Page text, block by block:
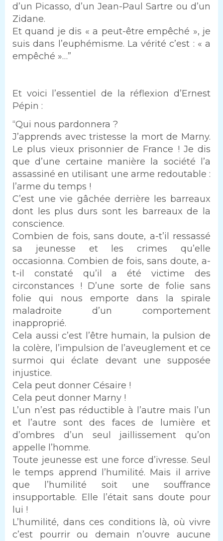
d’un Picasso, d’un Jean-Paul Sartre ou d’un
Zidane.
Et quand je dis « a peut-être empêché », je
suis dans l’euphémisme. La vérité c’est : « a
empêché »…”
Et voici l’essentiel de la réflexion d’Ernest
Pépin :
“Qui nous pardonnera ?
J’apprends avec tristesse la mort de Marny.
Le plus vieux prisonnier de France ! Je dis
que d’une certaine manière la société l’a
assassiné en utilisant une arme redoutable :
l’arme du temps !
C’est une vie gâchée derrière les barreaux
dont les plus durs sont les barreaux de la
conscience.
Combien de fois, sans doute, a-t’il ressassé
sa jeunesse et les crimes qu’elle
occasionna. Combien de fois, sans doute, a-
t-il constaté qu’il a été victime des
circonstances ! D’une sorte de folie sans
folie qui nous emporte dans la spirale
maladroite d’un comportement
inapproprié.
Cela aussi c’est l’être humain, la pulsion de
la colère, l’impulsion de l’aveuglement et ce
surmoi qui éclate devant une supposée
injustice.
Cela peut donner Césaire !
Cela peut donner Marny !
L’un n’est pas réductible à l’autre mais l’un
et l’autre sont des faces de lumière et
d’ombres d’un seul jaillissement qu’on
appelle l’homme.
Toute jeunesse est une force d’ivresse. Seul
le temps apprend l’humilité. Mais il arrive
que l’humilité soit une souffrance
insupportable. Elle l’était sans doute pour
lui !
L’humilité, dans ces conditions là, où vivre
c’est pourrir ou demain n’ouvre aucune